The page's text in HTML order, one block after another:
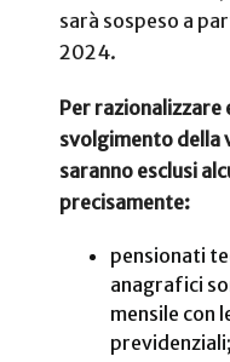
sarà sospeso a
2024.
Per razionalizzare
svolgimento della
saranno esclusi
precisamente:
pensionati
anagrafici
mensile con
previdenziali;